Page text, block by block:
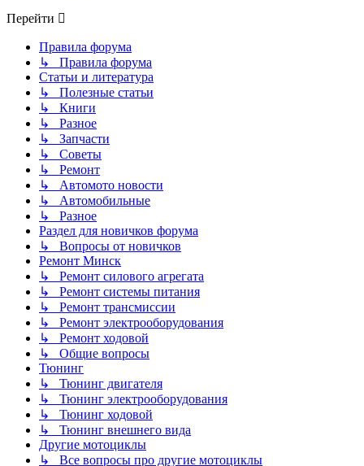
Перейти
Правила форума
↳ Правила форума
Статьи и литература
↳ Полезные статьи
↳ Книги
↳ Разное
↳ Запчасти
↳ Советы
↳ Ремонт
↳ Автомото новости
↳ Автомобильные
↳ Разное
Раздел для новичков форума
↳ Вопросы от новичков
Ремонт Минск
↳ Ремонт силового агрегата
↳ Ремонт системы питания
↳ Ремонт трансмиссии
↳ Ремонт электрооборудования
↳ Ремонт ходовой
↳ Общие вопросы
Тюнинг
↳ Тюнинг двигателя
↳ Тюнинг электрооборудования
↳ Тюнинг ходовой
↳ Тюнинг внешнего вида
Другие мотоциклы
↳ Все вопросы про другие мотоциклы